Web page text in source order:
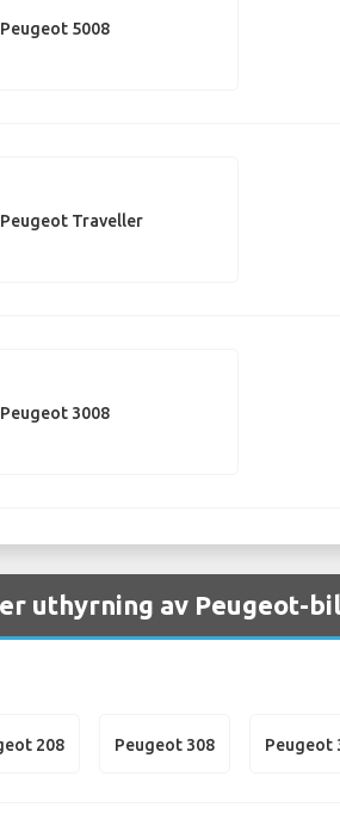
Peugeot 5008
Peugeot Traveller
Peugeot 3008
uthyrning av Peugeot-
208 Peugeot 308 Peugeot